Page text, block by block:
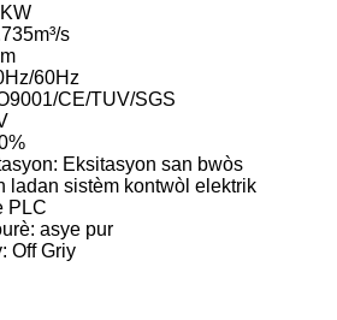
s
60Hz
CE/TUV/SGS
Eksitasyon san bwòs
ladan sistèm kontwòl elektrik
PLC
asye pur
Off Griy